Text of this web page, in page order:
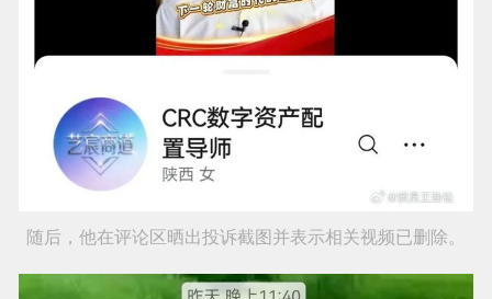
随后，他在评论区晒出投诉截图并表示相关视频已删除。